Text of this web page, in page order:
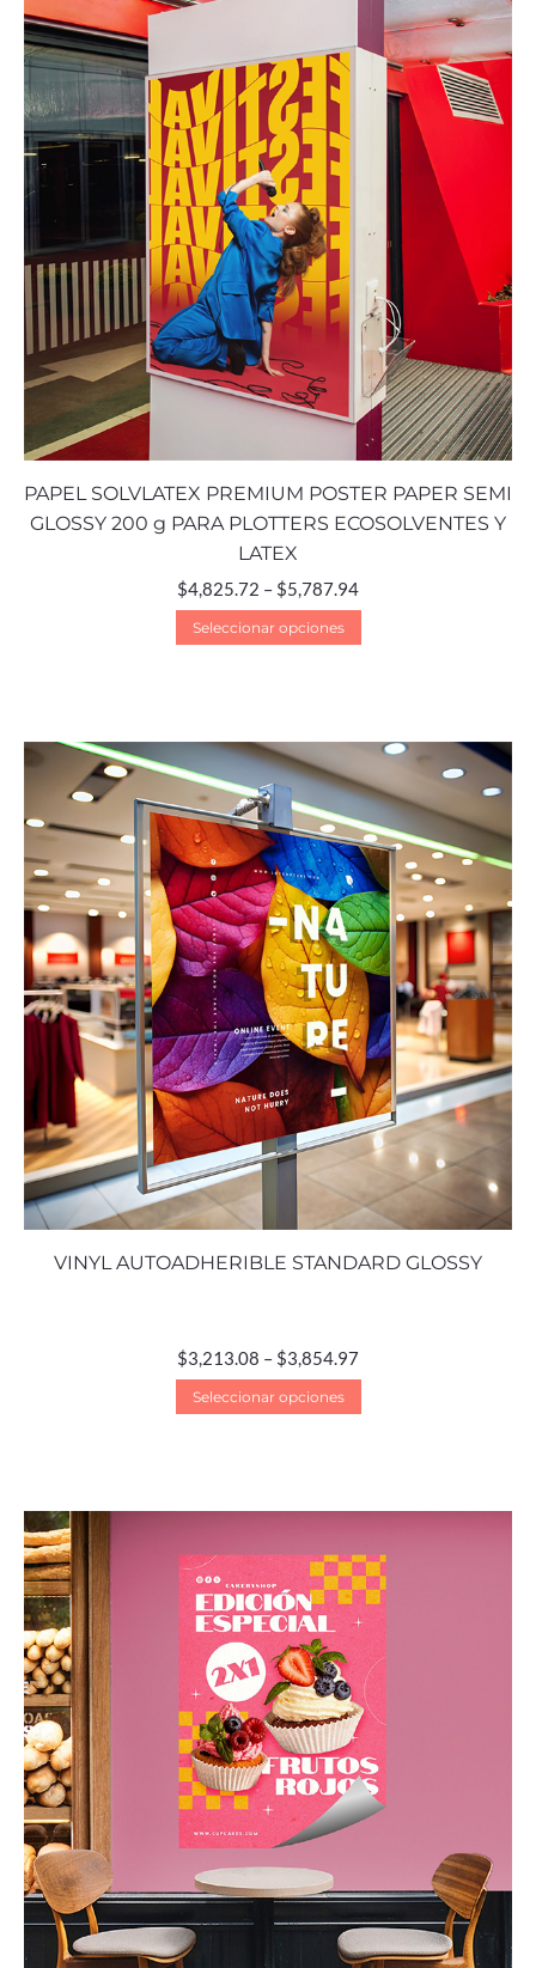
PAPEL SOLVLATEX PREMIUM POSTER PAPER SEMI
GLOSSY 200 g PARA PLOTTERS ECOSOLVENTES Y
LATEX
$4,825.72 – $5,787.94
Seleccionar opciones
VINYL AUTOADHERIBLE STANDARD GLOSSY
$3,213.08 – $3,854.97
Seleccionar opciones